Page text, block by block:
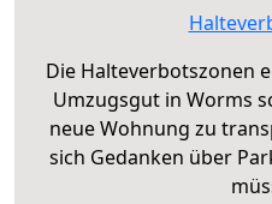
Die Halteverbotszonen
Umzugsgut in Worms
neue Wohnung zu
sich Gedanken über